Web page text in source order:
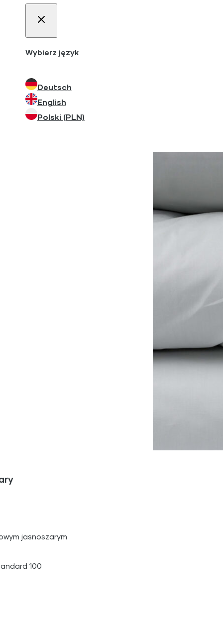
Wybierz język
Deutsch
English
Polski (PLN)
jasnoszarym
100